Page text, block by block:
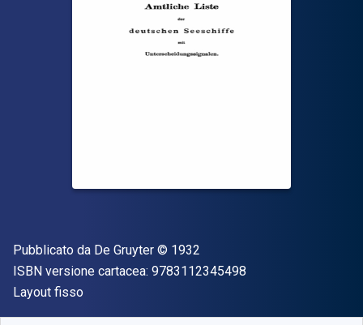
Editore
Pubblicato da De Gruyter Copyright
© 1932
ISBN versione cartacea: 9783112345498
Formato
Layout fisso